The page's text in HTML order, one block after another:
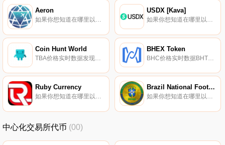
Aeron
如果你想知道在哪里以当前价格购买Aeron,目前交易{Aeron]股票的顶级加密货币交易所是Gate.io、HitBTC、ProBit Global、Uniswap（V2）和Mercatox。您可以在我们的加密货币交易所页面上找到其他列表.
USDX [Kava]
如果你想知道在哪里以当前价格购买USDX [Kava],目前交易{USDX [Kava]]股票的顶级加密货币交易所是AscendEX（BitMax）。您可以在我们的加密货币交易所页面上找到其他列表。USDX是Kava DeFi中心的加密货币支持的本地稳定币.
Coin Hunt World
TBA价格实时数据发现隐藏的宝藏。找到钥匙,解锁金库,赚取加密货币。Coin Hunt World是一款地理定位游戏,目的是探索你周围的世界,寻找隐藏的加密货币.
BHEX Token
Ruby Currency
如果你想知道在哪里以当前价格购买Ruby Currency,目前交易{Ruby Currency]股票的顶级加密货币交易所是VinDAX。您可以在我们的加密货币交易所页面上找到其他列表。Ruby Currency是一种ERC20代币,具有独特的推荐和持有计划.
Brazil National Football Team Fan Token
如果你想知道在哪里以当前价格购买Brazil National Football Team Fan Token,目前交易{Brazil National Football Team Fan Token]股票的顶级加密货币交易所是BingX、Gate.io、XT.COM、MEXC和CoinEx.
中心化交易所代币 (00)